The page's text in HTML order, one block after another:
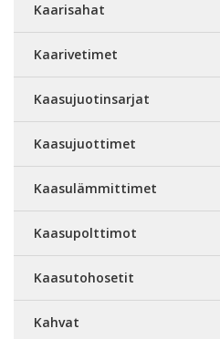
Kaarisahat
Kaarivetimet
Kaasujuotinsarjat
Kaasujuottimet
Kaasulämmittimet
Kaasupolttimot
Kaasutohosetit
Kahvat